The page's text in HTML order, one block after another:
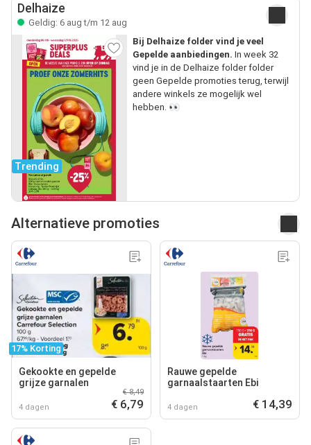
Delhaize
Geldig: 6 aug t/m 12 aug
Trending
Bij Delhaize folder vind je veel
Gepelde aanbiedingen. In week 32
vind je in de Delhaize folder folder
geen Gepelde promoties terug, terwijl
andere winkels ze mogelijk wel
hebben. 👀
Alternatieve promoties
17% Korting
Gekookte en gepelde
grijze garnalen
4 dagen
€ 8,49
€ 6,79
Rauwe gepelde
garnaalstaarten Ebi
4 dagen € 14,39